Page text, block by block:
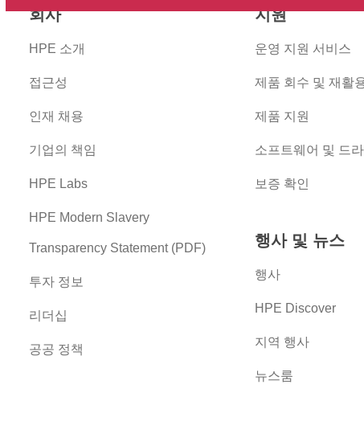
회사
HPE 소개
접근성
인재 채용
기업의 책임
HPE Labs
HPE Modern Slavery
Transparency Statement (PDF)
투자 정보
리더십
공공 정책
지원
운영 지원 서비스
제품 회수 및 재활
제품 지원
소프트웨어 및 드
보증 확인
행사 및 뉴스
행사
HPE Discover
지역 행사
뉴스룸